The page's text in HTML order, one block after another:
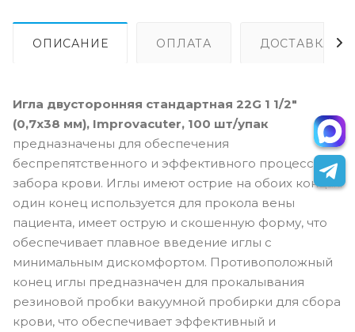
ОПИСАНИЕ ОПЛАТА ДОСТАВКА
Игла двусторонняя стандартная 22G 1 1/2"
(0,7x38 мм), Improvacuter, 100 шт/упак
предназначены для обеспечения
беспрепятственного и эффективного процесса
забора крови. Иглы имеют острие на обоих концах:
один конец используется для прокола вены
пациента, имеет острую и скошенную форму, что
обеспечивает плавное введение иглы с
минимальным дискомфортом. Противоположный
конец иглы предназначен для прокалывания
резиновой пробки вакуумной пробирки для сбора
крови, что обеспечивает эффективный и